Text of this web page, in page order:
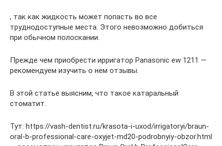
, так как жидкость может попасть во все
труднодоступные места. Этого невозможно добиться
при обычном полоскании.
Прежде чем приобрести ирригатор Panasonic ew 1211 —
рекомендуем изучить о нем отзывы.
В этой статье выясним, что такое катаральный
стоматит.
Тут: https://vash-dentist.ru/krasota-i-uxod/irrigatoryi/braun-
oral-b-professional-care-oxyjet-md20-podrobnyiy-obzor.html